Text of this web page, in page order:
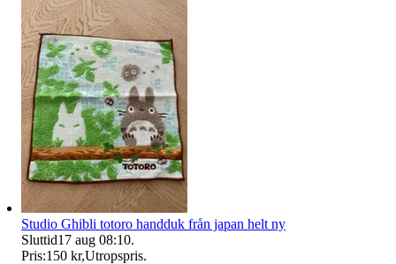
Studio Ghibli totoro handduk från japan helt ny
Sluttid17 aug 08:10.
Pris:150 kr,Utropspris.